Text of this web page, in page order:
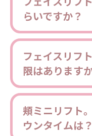
らいですか？
フェイスリフ
限はあります
頬ミニリフト
ウンタイムは